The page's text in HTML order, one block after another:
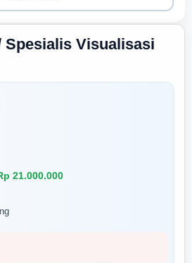
Spesialis Visualisasi
21.000.000